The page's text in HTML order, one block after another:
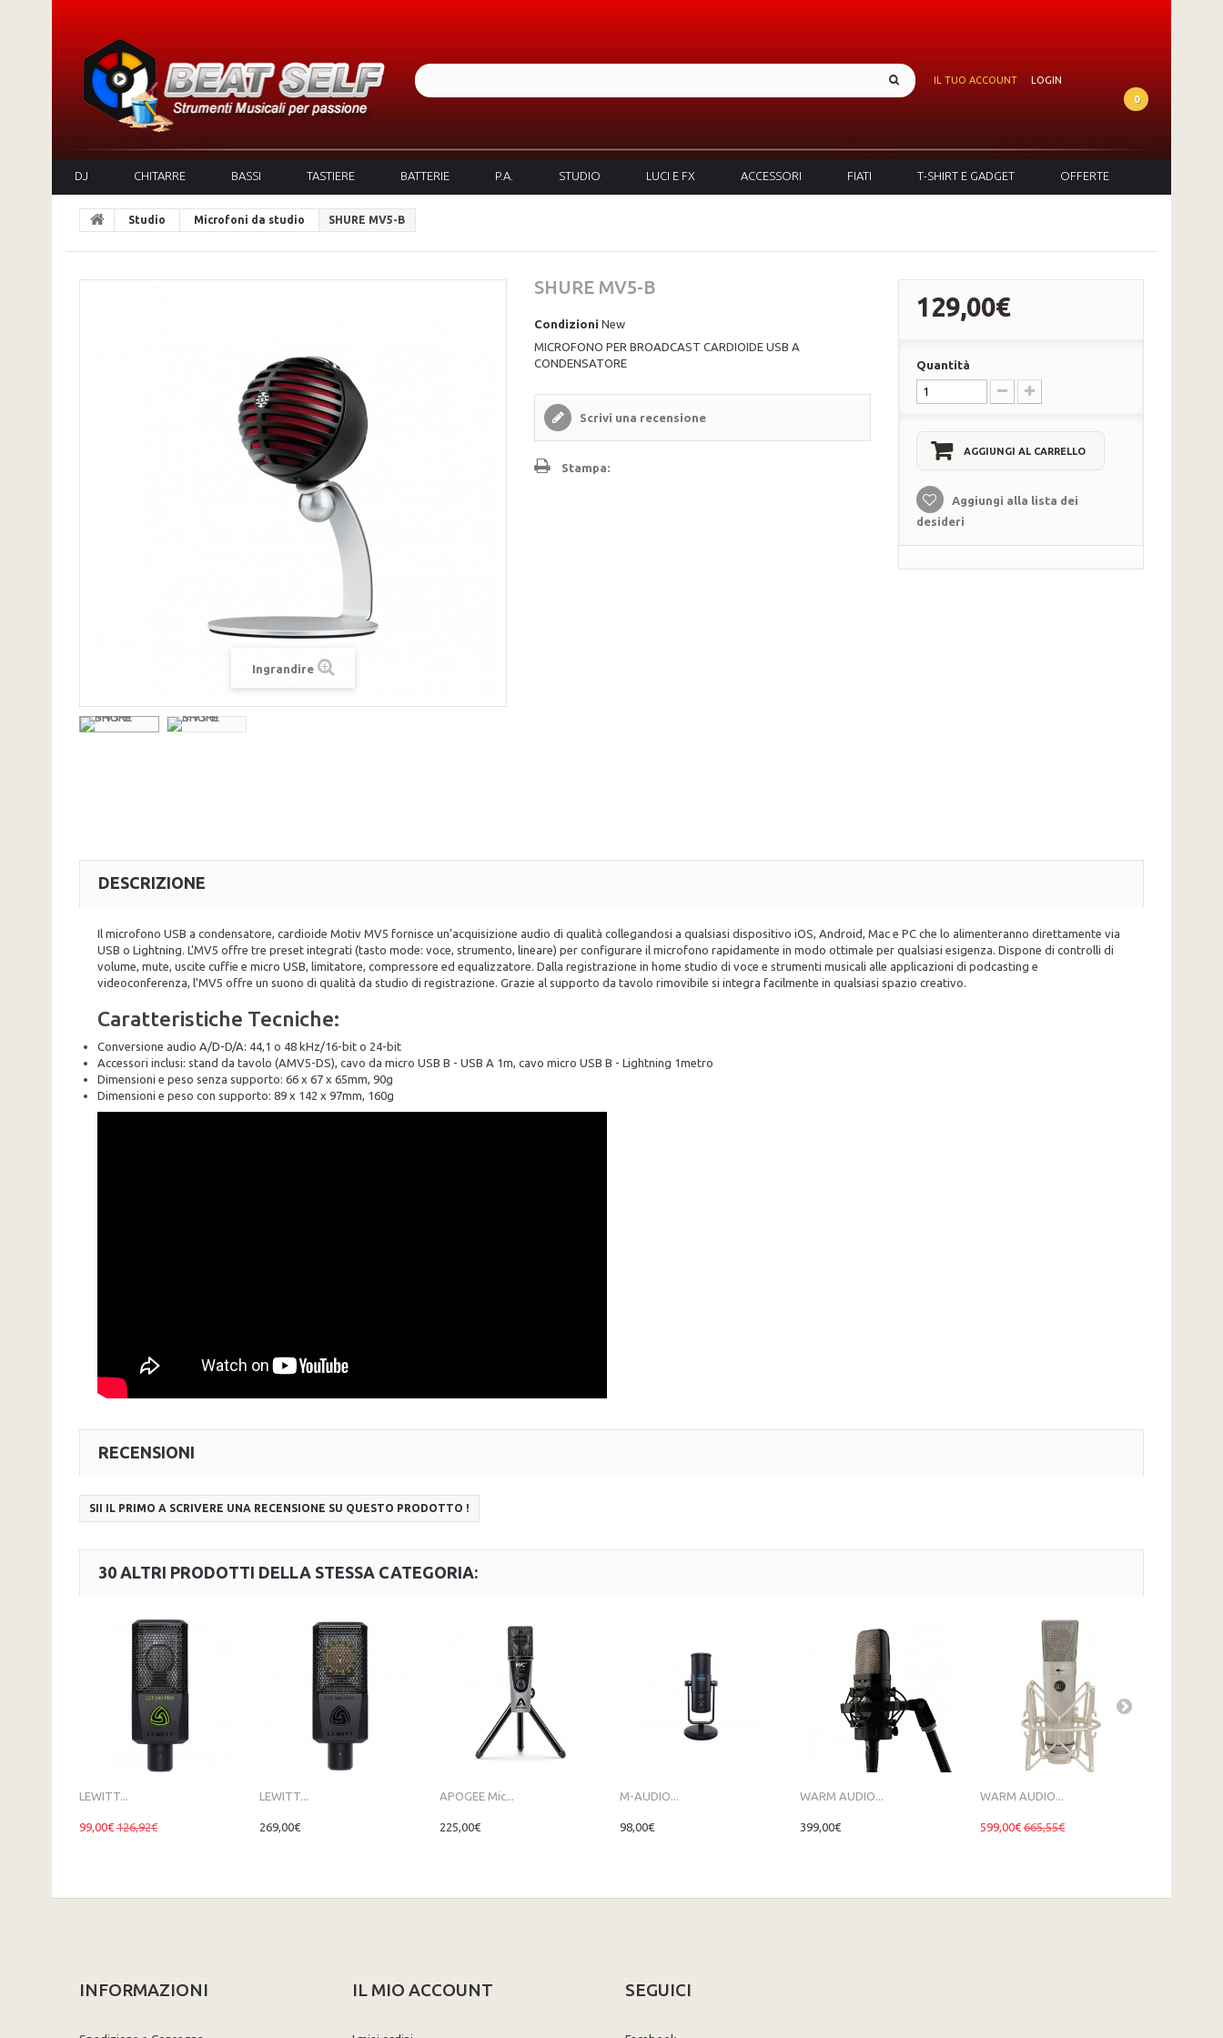
IL TUO ACCOUNT
LOGIN
0
DJ CHITARRE BASSI TASTIERE BATTERIE P.A. STUDIO LUCI E FX ACCESSORI FIATI T-SHIRT E GADGET OFFERTE
Studio Microfoni da studio SHURE MV5-B
Ingrandire
SHURE MV5-B
Condizioni New
MICROFONO PER BROADCAST CARDIOIDE USB A
CONDENSATORE
Scrivi una recensione
Stampa:
129,00€
Quantità
AGGIUNGI AL CARRELLO
Aggiungi alla lista dei
desideri
DESCRIZIONE
Il microfono USB a condensatore, cardioide Motiv MV5 fornisce un'acquisizione audio di qualità collegandosi a qualsiasi dispositivo iOS, Android, Mac e PC che lo alimenteranno direttamente via
USB o Lightning. L'MV5 offre tre preset integrati (tasto mode: voce, strumento, lineare) per configurare il microfono rapidamente in modo ottimale per qualsiasi esigenza. Dispone di controlli di
volume, mute, uscite cuffie e micro USB, limitatore, compressore ed equalizzatore. Dalla registrazione in home studio di voce e strumenti musicali alle applicazioni di podcasting e
videoconferenza, l'MV5 offre un suono di qualità da studio di registrazione. Grazie al supporto da tavolo rimovibile si integra facilmente in qualsiasi spazio creativo.
Caratteristiche Tecniche:
Conversione audio A/D-D/A: 44,1 o 48 kHz/16-bit o 24-bit
Accessori inclusi: stand da tavolo (AMV5-DS), cavo da micro USB B - USB A 1m, cavo micro USB B - Lightning 1metro
Dimensioni e peso senza supporto: 66 x 67 x 65mm, 90g
Dimensioni e peso con supporto: 89 x 142 x 97mm, 160g
RECENSIONI
SII IL PRIMO A SCRIVERE UNA RECENSIONE SU QUESTO PRODOTTO !
30 ALTRI PRODOTTI DELLA STESSA CATEGORIA:
LEWITT...
99,00€ 126,92€
LEWITT...
269,00€
APOGEE Mic...
225,00€
M-AUDIO...
98,00€
WARM AUDIO...
399,00€
WARM AUDIO...
599,00€ 665,55€
INFORMAZIONI IL MIO ACCOUNT SEGUICI